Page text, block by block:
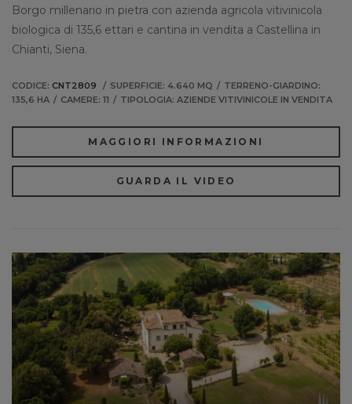
Borgo millenario in pietra con azienda agricola vitivinicola
biologica di 135,6 ettari e cantina in vendita a Castellina in
Chianti, Siena.
CODICE: CNT2809 SUPERFICIE: 4.640 MQ
TERRENO-GIARDINO:
135,6 HA
CAMERE: 11 TIPOLOGIA: AZIENDE VITIVINICOLE IN VENDITA
MAGGIORI INFORMAZIONI
GUARDA IL VIDEO